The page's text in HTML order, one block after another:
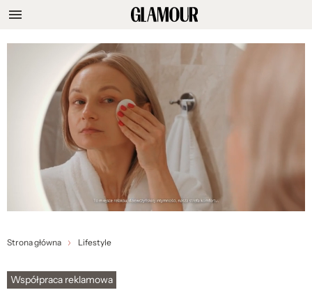
Strona główna Lifestyle
Współpraca reklamowa